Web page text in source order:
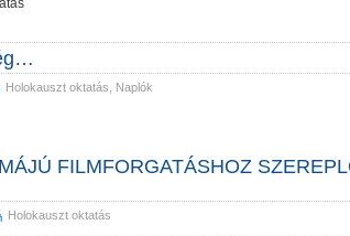
Holokauszt oktatás Naplók
FILMFORGATÁSHOZ
Holokauszt oktatás